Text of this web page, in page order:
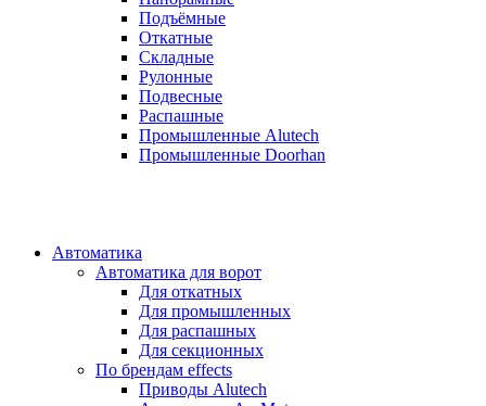
Подъёмные
Откатные
Складные
Рулонные
Подвесные
Распашные
Промышленные Alutech
Промышленные Doorhan
Автоматика
Автоматика для ворот
Для откатных
Для промышленных
Для распашных
Для секционных
По брендам effects
Приводы Alutech